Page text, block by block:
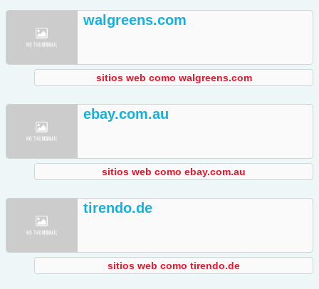
walgreens.com
sitios web como walgreens.com
ebay.com.au
sitios web como ebay.com.au
tirendo.de
sitios web como tirendo.de